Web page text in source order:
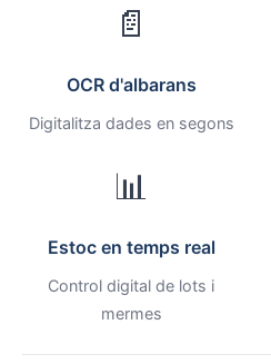
📄
OCR d'albarans
Digitalitza dades en segons
📊
Estoc en temps real
Control digital de lots i
mermes